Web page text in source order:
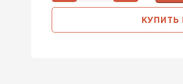
Утеплитель Тимплэкс
ПЕРЕЙТИ